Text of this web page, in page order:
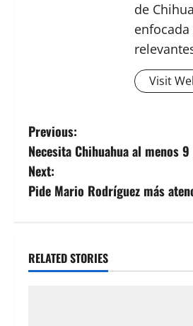
de
Visit
P
o
s
n
Previous:
Necesita Chihuahua al menos
Next:
Pide Mario Rodríguez más
RELATED STORIES